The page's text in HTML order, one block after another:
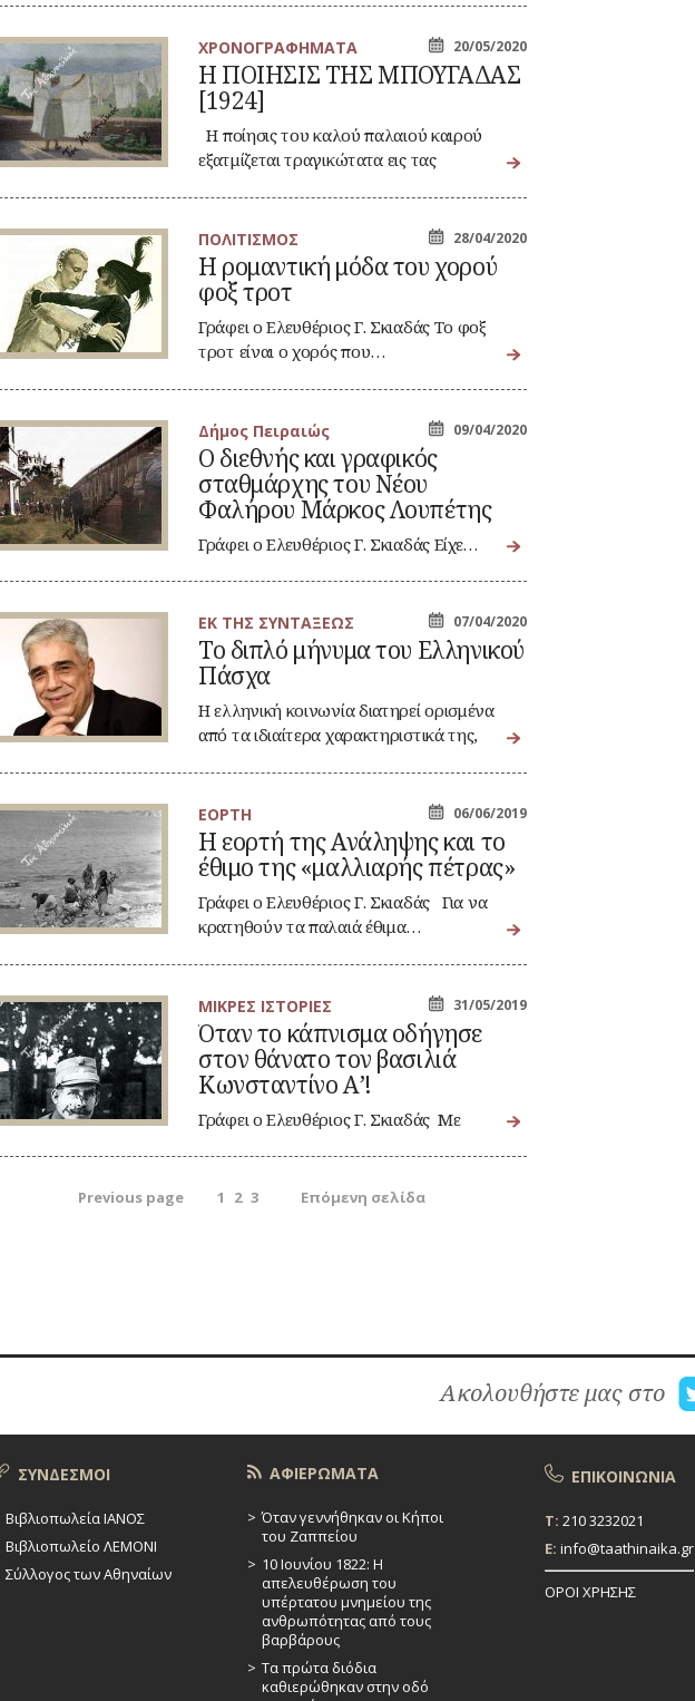
ΧΡΟΝΟΓΡΑΦΗΜΑΤΑ 20/05/2020
Η ΠΟΙΗΣΙΣ ΤΗΣ ΜΠΟΥΓΑΔΑΣ
[1924]
Η ποίησις του καλού παλαιού καιρού
εξατμίζεται τραγικώτατα εις τας
ΠΟΛΙΤΙΣΜΟΣ 28/04/2020
Η ρομαντική μόδα του χορού
φοξ τροτ
Γράφει ο Ελευθέριος Γ. Σκιαδάς Το φοξ
τροτ είναι ο χορός που…
Δήμος Πειραιώς 09/04/2020
Ο διεθνής και γραφικός
σταθμάρχης του Νέου
Φαλήρου Μάρκος Λουπέτης
Γράφει ο Ελευθέριος Γ. Σκιαδάς Είχε…
ΕΚ ΤΗΣ ΣΥΝΤΑΞΕΩΣ 07/04/2020
Το διπλό μήνυμα του Ελληνικού
Πάσχα
Η ελληνική κοινωνία διατηρεί ορισμένα
από τα ιδιαίτερα χαρακτηριστικά της,
ΕΟΡΤΗ 06/06/2019
Η εορτή της Ανάληψης και το
έθιμο της «μαλλιαρής πέτρας»
Γράφει ο Ελευθέριος Γ. Σκιαδάς Για να
κρατηθούν τα παλαιά έθιμα…
ΜΙΚΡΕΣ ΙΣΤΟΡΙΕΣ 31/05/2019
Όταν το κάπνισμα οδήγησε
στον θάνατο τον βασιλιά
Κωνσταντίνο Α’!
Γράφει ο Ελευθέριος Γ. Σκιαδάς Με
Previous page Page
1 Page
2 Page
3 Επόμενη σελίδα
Ακολουθήστε μας στο
ΣΥΝΔΕΣΜΟΙ
Βιβλιοπωλεία ΙΑΝΟΣ
Βιβλιοπωλείο ΛΕΜΟΝΙ
Σύλλογος των Αθηναίων
ΑΦΙΕΡΩΜΑΤΑ
Όταν γεννήθηκαν οι Κήποι
του Ζαππείου
10 Ιουνίου 1822: Η
απελευθέρωση του
υπέρτατου μνημείου της
ανθρωπότητας από τους
βαρβάρους
Τα πρώτα διόδια
καθιερώθηκαν στην οδό
ΕΠΙΚΟΙΝΩΝΙΑ
T: 210 3232021
E: info@taathinaika.gr
ΟΡΟΙ ΧΡΗΣΗΣ